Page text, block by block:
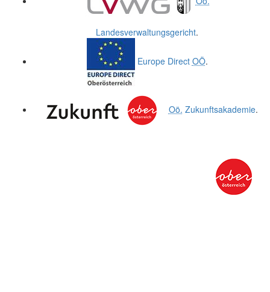
Landesverwaltungsgericht.
Europe Direct OÖ.
Oö. Zukunftsakademie.